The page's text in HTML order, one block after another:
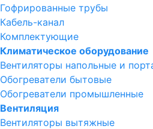
Гофрированные трубы
Кабель-канал
Комплектующие
Климатическое оборудование
Вентиляторы напольные и
Обогреватели бытовые
Обогреватели промышленные
Вентиляция
Вентиляторы вытяжные